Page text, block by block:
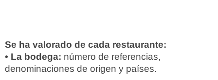
Se ha valorado de cada restaurante:
• La bodega: número de referencias,
denominaciones de origen y países.